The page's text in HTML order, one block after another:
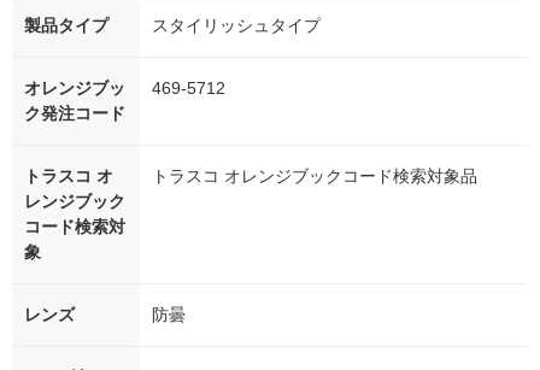
製品タイプ スタイリッシュタイプ
オレンジブッ
ク発注コード
469-5712
トラスコ オ
レンジブック
コード検索対
象
トラスコ オレンジブックコード検索対象品
レンズ 防曇